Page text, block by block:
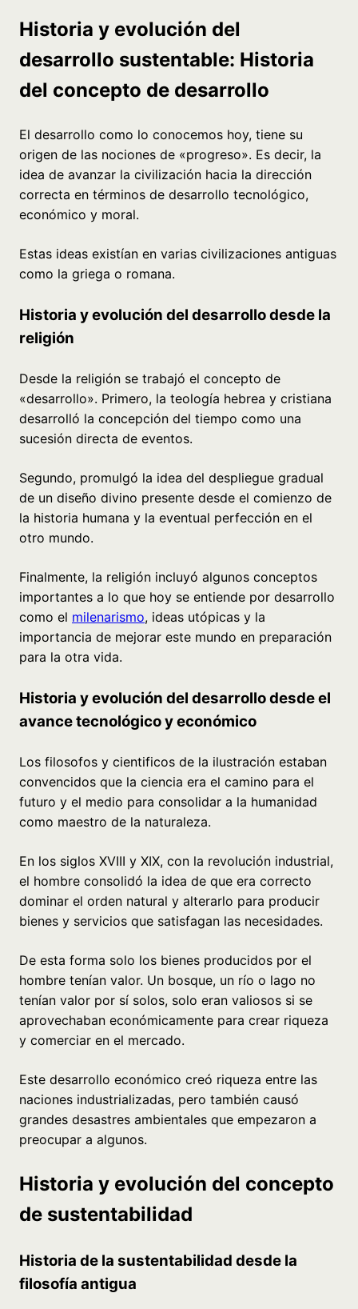
Historia y evolución del
desarrollo sustentable: Historia
del concepto de desarrollo
El desarrollo como lo conocemos hoy, tiene su
origen de las nociones de «progreso». Es decir, la
idea de avanzar la civilización hacia la dirección
correcta en términos de desarrollo tecnológico,
económico y moral.
Estas ideas existían en varias civilizaciones antiguas
como la griega o romana.
Historia y evolución del desarrollo desde la
religión
Desde la religión se trabajó el concepto de
«desarrollo». Primero, la teología hebrea y cristiana
desarrolló la concepción del tiempo como una
sucesión directa de eventos.
Segundo, promulgó la idea del despliegue gradual
de un diseño divino presente desde el comienzo de
la historia humana y la eventual perfección en el
otro mundo.
Finalmente, la religión incluyó algunos conceptos
importantes a lo que hoy se entiende por desarrollo
como el milenarismo, ideas utópicas y la
importancia de mejorar este mundo en preparación
para la otra vida.
Historia y evolución del desarrollo desde el
avance tecnológico y económico
Los filosofos y cientificos de la ilustración estaban
convencidos que la ciencia era el camino para el
futuro y el medio para consolidar a la humanidad
como maestro de la naturaleza.
En los siglos XVIII y XIX, con la revolución industrial,
el hombre consolidó la idea de que era correcto
dominar el orden natural y alterarlo para producir
bienes y servicios que satisfagan las necesidades.
De esta forma solo los bienes producidos por el
hombre tenían valor. Un bosque, un río o lago no
tenían valor por sí solos, solo eran valiosos si se
aprovechaban económicamente para crear riqueza
y comerciar en el mercado.
Este desarrollo económico creó riqueza entre las
naciones industrializadas, pero también causó
grandes desastres ambientales que empezaron a
preocupar a algunos.
Historia y evolución del concepto
de sustentabilidad
Historia de la sustentabilidad desde la
filosofía antigua